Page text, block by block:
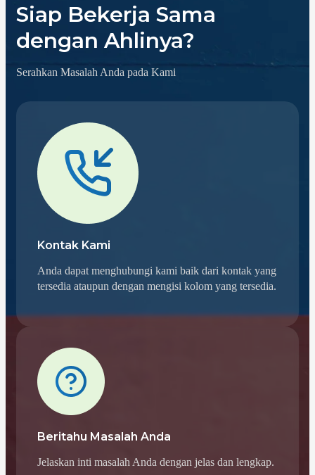
Siap Bekerja Sama
dengan Ahlinya?
Serahkan Masalah Anda pada Kami
Kontak Kami
Anda dapat menghubungi kami baik dari kontak yang
tersedia ataupun dengan mengisi kolom yang tersedia.
Beritahu Masalah Anda
Jelaskan inti masalah Anda dengan jelas dan lengkap.